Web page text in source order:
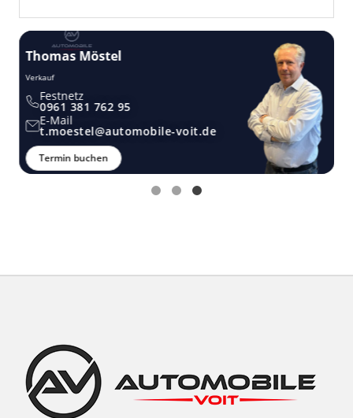
Thomas Möstel
Verkauf
Festnetz
0961 381 762 95
E-Mail
t.moestel@automobile-voit.de
Termin buchen